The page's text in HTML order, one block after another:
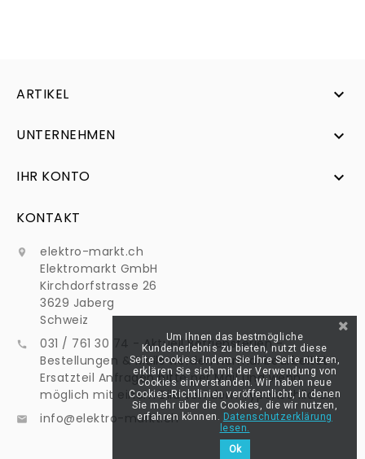
ARTIKEL 
UNTERNEHMEN 
IHR KONTO 
KONTAKT

elektro-markt.ch
Elektromarkt GmbH
Kirchdorfstrasse 26
3629 Jaberg
Schweiz

031 / 761 30 74 - Aktuell Betriebsferien -
Bestellungen & Mails werden normal bearbeitet -
Ersatzteil Anfragen bitte per Mail und wenn
möglich mit einem Bild von dem Typenschild an:
 info@elektro-markt.ch
Um Ihnen das bestmögliche
Kundenerlebnis zu bieten, nutzt diese
Seite Cookies. Indem Sie Ihre Seite nutzen,
erklären Sie sich mit der Verwendung von
Cookies einverstanden. Wir haben neue
Cookies-Richtlinien veröffentlicht, in denen
Sie mehr über die Cookies, die wir nutzen,
erfahren können. Datenschutzerklärung
lesen.
Ok